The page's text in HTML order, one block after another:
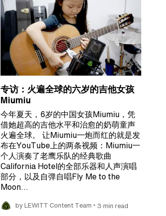
专访：火遍全球的六岁的吉他女孩
Miumiu
今年夏天，6岁的中国女孩Miumiu，凭
借她超高的吉他水平和治愈的奶萌童声
火遍全球。 让Miumiu一炮而红的就是发
布在YouTube上的两条视频：Miumiu一
个人演奏了老鹰乐队的经典歌曲
California Hotel的全部乐器和人声演唱
部分，以及自弹自唱Fly Me to the
Moon…
by LEWITT Content Team • 3 min read